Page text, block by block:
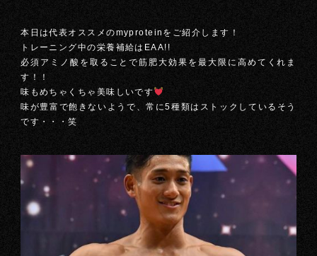
本日は代表オススメのmyproteinをご紹介します！
トレーニング中の栄養補給はEAA!!
必須アミノ酸を取ることで筋肥大効果を最大限に高めてくれま
す！！
味もめちゃくちゃ美味しいです
味が豊富で飽きないようで、常に5種類はストックしているそう
です・・・笑